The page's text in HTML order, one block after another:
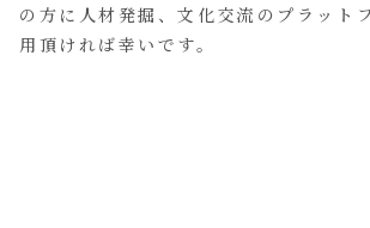
の方に人材発掘、文化交流のプラット
用頂ければ幸いです。